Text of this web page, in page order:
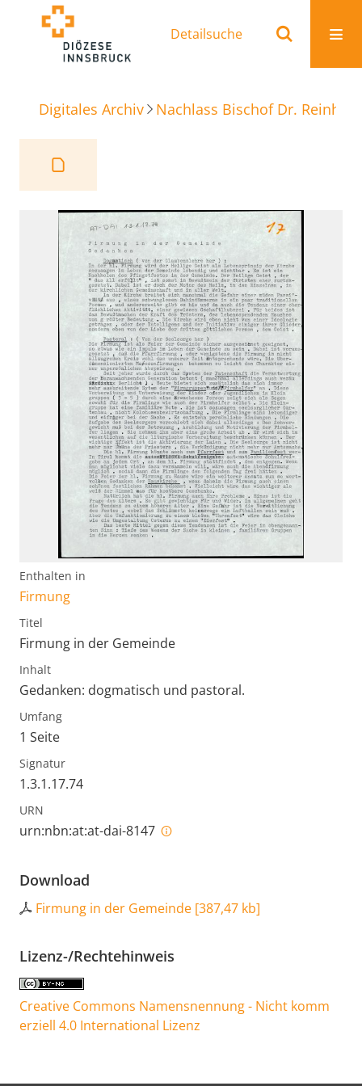
Detailsuche
Digitales Archiv Nachlass Bischof Dr.
Enthalten in
Firmung
Titel
Firmung in der Gemeinde
Inhalt
Gedanken: dogmatisch und pastoral.
Umfang
1 Seite
Signatur
1.3.1.17.74
URN
urn:nbn:at:at-dai-8147
Download
Firmung in der Gemeinde [387,47 kb]
Lizenz-/Rechtehinweis
Creative Commons Namensnennung - Nicht komm
erziell 4.0 International Lizenz